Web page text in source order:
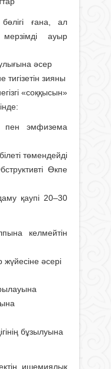
ғана, ал
ауыр
әсер
зияны
«соққысын»
пен эмфизема
төмендейді
Өкпе
қаупі 20–30
келмейтін
әсері
бұзылуына
ишемиялық